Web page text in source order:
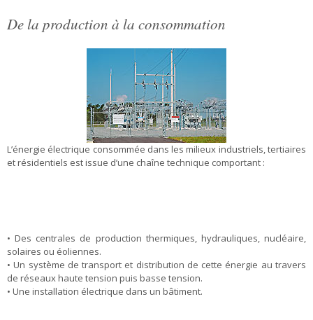
De la production à la consommation
L’énergie électrique consommée dans les milieux industriels, tertiaires
et résidentiels est issue d’une chaîne technique comportant :
• Des centrales de production thermiques, hydrauliques, nucléaire,
solaires ou éoliennes.
• Un système de transport et distribution de cette énergie au travers
de réseaux haute tension puis basse tension.
• Une installation électrique dans un bâtiment.